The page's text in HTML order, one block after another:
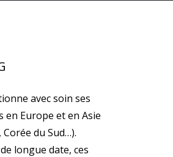
avec soin ses
en Europe et en Asie
du Sud…).
longue date, ces